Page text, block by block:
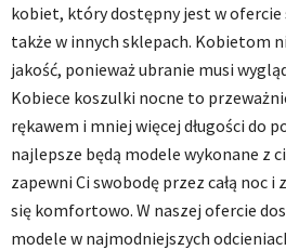
kobiet, który dostępny jest w ofercie
także w innych sklepach. Kobietom
jakość, ponieważ ubranie musi
Kobiece koszulki nocne to
rękawem i mniej więcej długości do
najlepsze będą modele wykonane z
zapewni Ci swobodę przez całą noc i
się komfortowo. W naszej ofercie
modele w najmodniejszych